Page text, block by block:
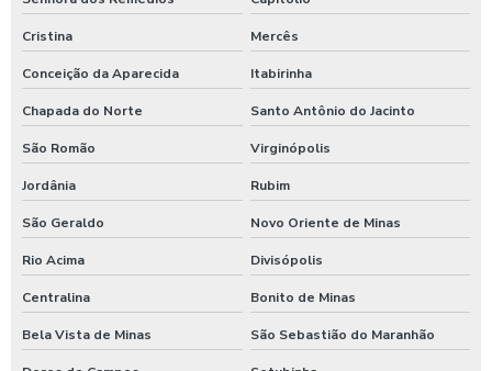
Cristina Mercês
Conceição da Aparecida Itabirinha
Chapada do Norte Santo Antônio do Jacinto
São Romão Virginópolis
Jordânia Rubim
São Geraldo Novo Oriente de Minas
Rio Acima Divisópolis
Centralina Bonito de Minas
Bela Vista de Minas São Sebastião do Maranhão